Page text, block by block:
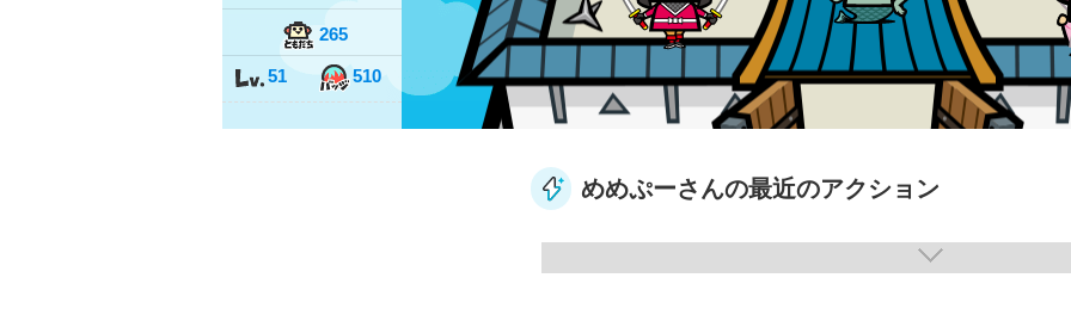
265
51 510
めめぷーさんの最近のアクション